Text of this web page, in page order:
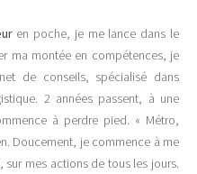
en poche, je me lance dans le
ma montée en compétences, je
de conseils, spécialisé dans
2 années passent, à une
à perdre pied. « Métro,
Doucement, je commence à me
mes actions de tous les jours.